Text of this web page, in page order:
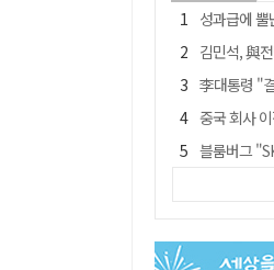
성과급에 뿔난 SK하
김민석, 與전당대회
李대통령 "결혼 페널
중국 회사 이직 노
블룸버그 "SK하이
트럼프 만난 손현보
경북 칠곡시니어클럽